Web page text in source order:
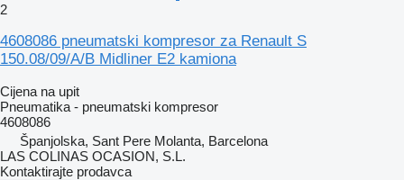
2
4608086 pneumatski kompresor za Renault S
150.08/09/A/B Midliner E2 kamiona
Cijena na upit
Pneumatika - pneumatski kompresor
4608086
Španjolska, Sant Pere Molanta, Barcelona
LAS COLINAS OCASION, S.L.
Kontaktirajte prodavca